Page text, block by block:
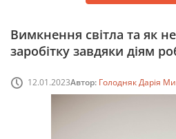
Вимкнення світла та як
заробітку завдяки діям
12.01.2023Автор: Голодняк Дарія